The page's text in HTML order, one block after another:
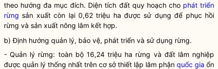
theo hướng đa mục đích. Diện tích đất quy hoạch cho phát triển
rừng sản xuất còn lại 0,62 triệu ha được sử dụng để phục hồi
rừng và sản xuất nông lâm kết hợp.
b) Định hướng quản lý, bảo vệ, phát triển và sử dụng rừng.
- Quản lý rừng: toàn bộ 16,24 triệu ha rừng và đất lâm nghiệp
được quản lý thống nhất trên cơ sở thiết lập lâm phận quốc gia ổn